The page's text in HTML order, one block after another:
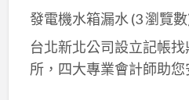
發電機水箱漏水(3 瀏覽
台北新北公司設立記帳
所，四大專業會計師助您